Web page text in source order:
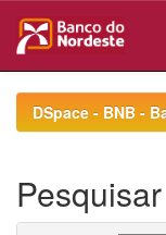
navigationDSpace - BNB -
Pesquisar